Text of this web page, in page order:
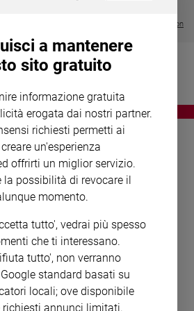
Visualizza tutte le collection
NOTE LEGALI
PRIVACY POLICY
WHISTLEBLOWING
SOCIAL
a mantenere
sito gratuito
informazione gratuita
erogata dai nostri partner.
richiesti permetti ai
un'esperienza
offrirti un miglior servizio.
la possibilità di revocare il
momento.
tutto', vedrai più spesso
che ti interessano.
tutto', non verranno
standard basati su
locali; ove disponibile
richiesti annunci limitati.